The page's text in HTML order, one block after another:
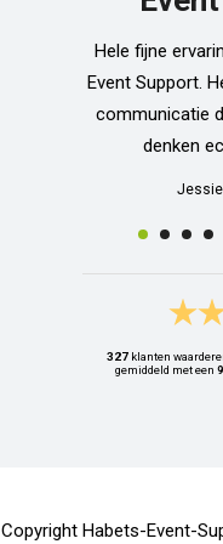
Hele fijne
Event Support.
communicatie
denken
Jessie
327klanten
gemiddeld met een 9
Copyright Habets-Event-